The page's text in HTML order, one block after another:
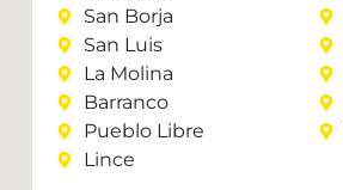
San Borja
San Luis
La Molina
Barranco
Pueblo Libre
Lince